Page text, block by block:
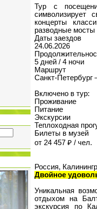
Тур с
символизирует
концерты
разводные мосты
Даты заездов
24.06.2026
5 дней / 4 ночи
Маршрут
Санкт-Петербург
Включено в тур:
Проживание
Питание
Экскурсии
Теплоходная
Билеты в музей
от 24 457 ₽ / чел.
Россия,
Двойное
Уникальная
отдыхом на
экскурсия по